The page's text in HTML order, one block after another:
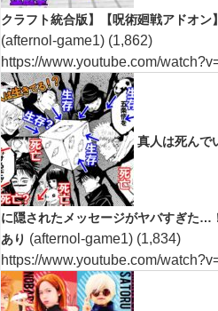
クラフト統合版】【呪術廻戦アドオン
(afternol-game1) (1,862)
https://www.youtube.com/
真人は死んで
に隠されたメッセージがヤバすぎた
あり (afternol-game1) (1,834)
https://www.youtube.com/